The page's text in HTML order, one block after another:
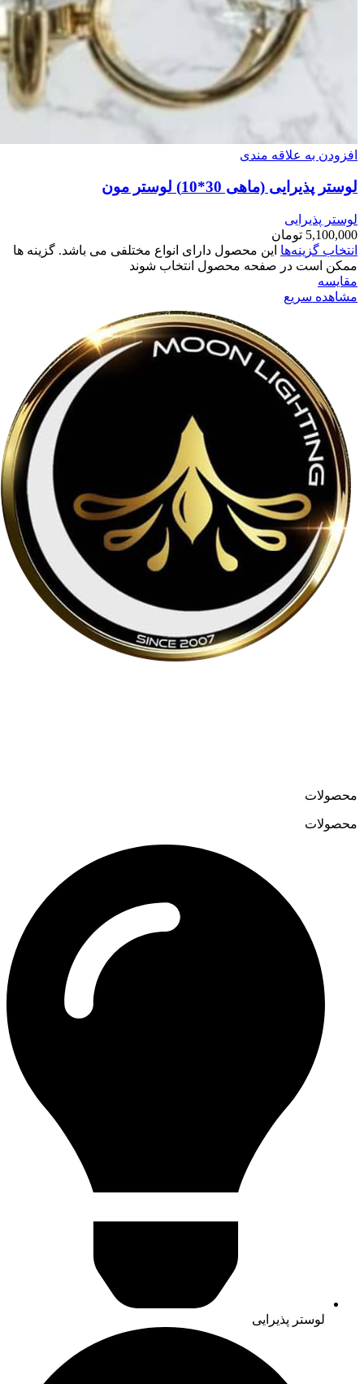
افزودن به علاقه مندی
لوستر پذیرایی (ماهی 30*10) لوستر مون
لوستر پذیرایی
5,100,000 تومان
انتخاب گزینه‌ها این محصول دارای انواع مختلفی می باشد. گزینه ها
ممکن است در صفحه محصول انتخاب شوند
مقایسه
مشاهده سریع
محصولات
محصولات
لوستر پذیرایی